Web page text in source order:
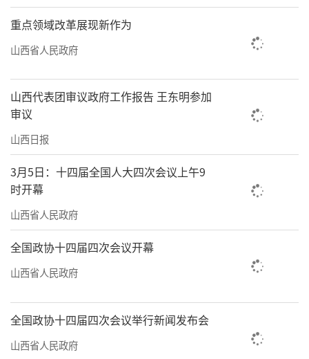
弯”攻坚战。推进农业面源污染治理，全省秸
秆综合利用率稳定在90%以上、畜禽粪污资源
化利用率达到85%、农膜回收率稳定在85%以
上，化肥农药利用率进一步提高。
良好的生态财富如阵阵春风，唤醒了乡村
发展的蓬勃朝气。村容村貌大幅改善，好生态
变成“摇钱树”“聚宝盆”。从山水颜值到产
业价值再到发展增值，生态产品价值实现的转
化路径不断拓宽。对于广袤乡村而言，良好的
生态环境是其最大的优势和宝贵财富，这里面
蕴藏着培育新产业新业态的巨大空间。
欣喜的是，我省广大农村在加强生态保护
治理的同时，积极推动乡村自然资本加快增
值，让良好生态成为乡村全面振兴的支撑点。
各地乡村旅游持续火热，星空经济、露营经
重点领域改革展现新作为
山西省人民政府
山西代表团审议政府工作报告 王东明参加
审议
山西日报
3月5日：十四届全国人大四次会议上午9
时开幕
山西省人民政府
全国政协十四届四次会议开幕
山西省人民政府
全国政协十四届四次会议举行新闻发布会
山西省人民政府